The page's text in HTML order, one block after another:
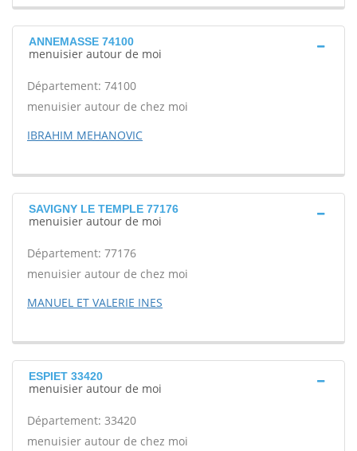
ANNEMASSE 74100
menuisier autour de moi
Département: 74100
menuisier autour de chez moi
IBRAHIM MEHANOVIC
SAVIGNY LE TEMPLE 77176
menuisier autour de moi
Département: 77176
menuisier autour de chez moi
MANUEL ET VALERIE INES
ESPIET 33420
menuisier autour de moi
Département: 33420
menuisier autour de chez moi